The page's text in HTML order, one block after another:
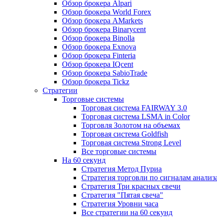
Обзор брокера Alpari
Обзор брокера World Forex
Обзор брокера AMarkets
Обзор брокера Binarycent
Обзор брокера Binolla
Обзор брокера Exnova
Обзор брокера Finteria
Обзор брокера IQcent
Обзор брокера SabioTrade
Обзор брокера Tickz
Стратегии
Торговые системы
Торговая система FAIRWAY 3.0
Торговая система LSMA in Color
Торговля Золотом на объемах
Торговая система Goldfish
Торговая система Strong Level
Все торговые системы
На 60 секунд
Стратегия Метод Пуриа
Стратегия торговли по сигналам
Стратегия Три красных свечи
Стратегия "Пятая свеча"
Стратегия Уровни часа
Все стратегии на 60 секунд